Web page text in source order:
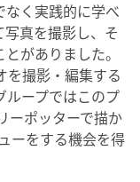
く実践的に学べ
真を撮影し、そ
がありました。
を撮影・編集する
ループではこのプ
ーポッターで描か
ーをする機会を得